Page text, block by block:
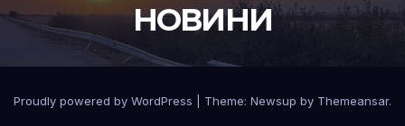
НОВИНИ
Proudly powered by WordPress Theme: Newsup by Themeansar.